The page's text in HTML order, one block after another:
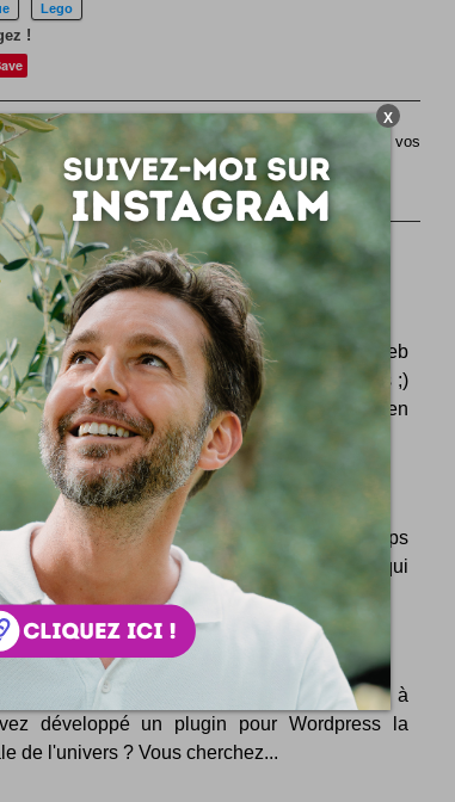
Lego
!
& expert SEO. Mon job, rendre visible et lisible vos
depuis 1978.
!
Wave
Wave sont le Graal du moment sur le web
toujours bien, le coup des invitations ;)
invitations : vous pouvez les gagner en
surfer sur...
de la blogosphère
classiques de ce qui ressort tout le temps
la presse magazine, il y a un concept qui
du papier aux lecteurs occasi...
plugins bien nommés
boutades à la noix, il en faut de temps à
développé un plugin pour Wordpress la
de l'univers ? Vous cherchez...
X